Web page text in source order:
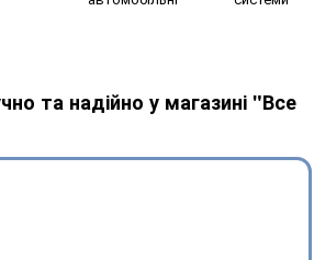
та надійно у магазині "Все